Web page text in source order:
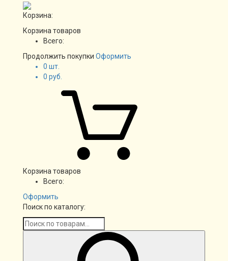
Корзина:
Корзина товаров
Всего:
Продолжить покупки Оформить
0 шт.
0 руб.
Корзина товаров
Всего:
Оформить
Поиск по каталогу: